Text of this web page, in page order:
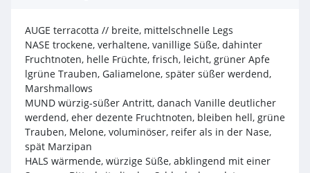
AUGE terracotta // breite, mittelschnelle Legs
NASE trockene, verhaltene, vanillige Süße, dahinter
Fruchtnoten, helle Früchte, frisch, leicht, grüner Apfe
lgrüne Trauben, Galiamelone, später süßer werdend,
Marshmallows
MUND würzig-süßer Antritt, danach Vanille deutlicher
werdend, eher dezente Fruchtnoten, bleiben hell, grüne
Trauben, Melone, voluminöser, reifer als in der Nase,
spät Marzipan
HALS wärmende, würzige Süße, abklingend mit einer